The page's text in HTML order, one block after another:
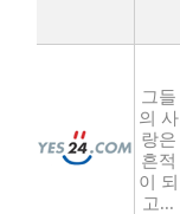
그들
의 사
랑은
흔적
이 되
고...